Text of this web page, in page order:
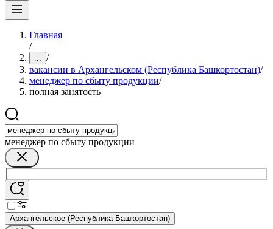
Главная
/
... /
вакансии в Архангельском (Республика Башкортостан)/
менеджер по сбыту продукции/
полная занятость
менеджер по сбыту продукции
Архангельское (Республика Башкортостан)